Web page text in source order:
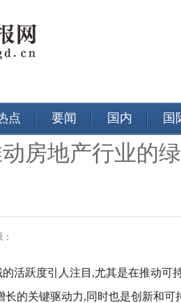
点 要闻 国内 国
房地产行业的
：
活跃度引人注目,尤其是在推动可
长的关键驱动力,同时也是创新和可